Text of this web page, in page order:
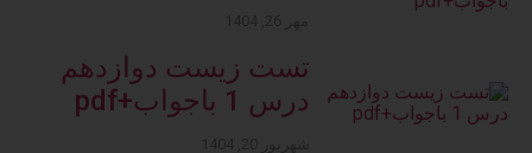
تست زیست دوازدهم
درس 1 باجواب+pdf